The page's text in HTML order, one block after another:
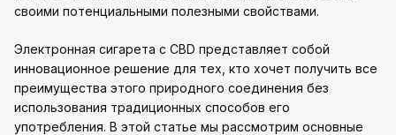
своими потенциальными полезными свойствами.
Электронная сигарета с CBD представляет собой
инновационное решение для тех, кто хочет получить все
преимущества этого природного соединения без
использования традиционных способов его
употребления. В этой статье мы рассмотрим основные